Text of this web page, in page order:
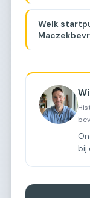
Welk
bij